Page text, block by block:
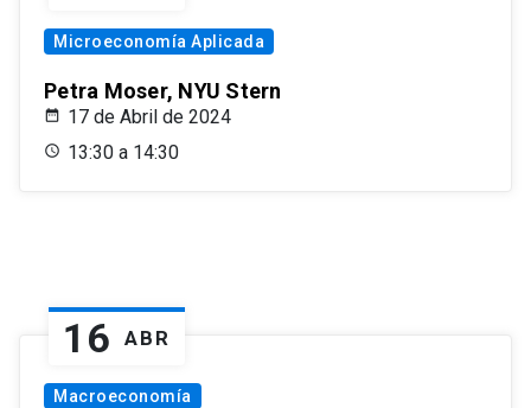
Microeconomía Aplicada
Petra Moser, NYU Stern
17 de Abril de 2024
13:30 a 14:30
16 ABR
Macroeconomía